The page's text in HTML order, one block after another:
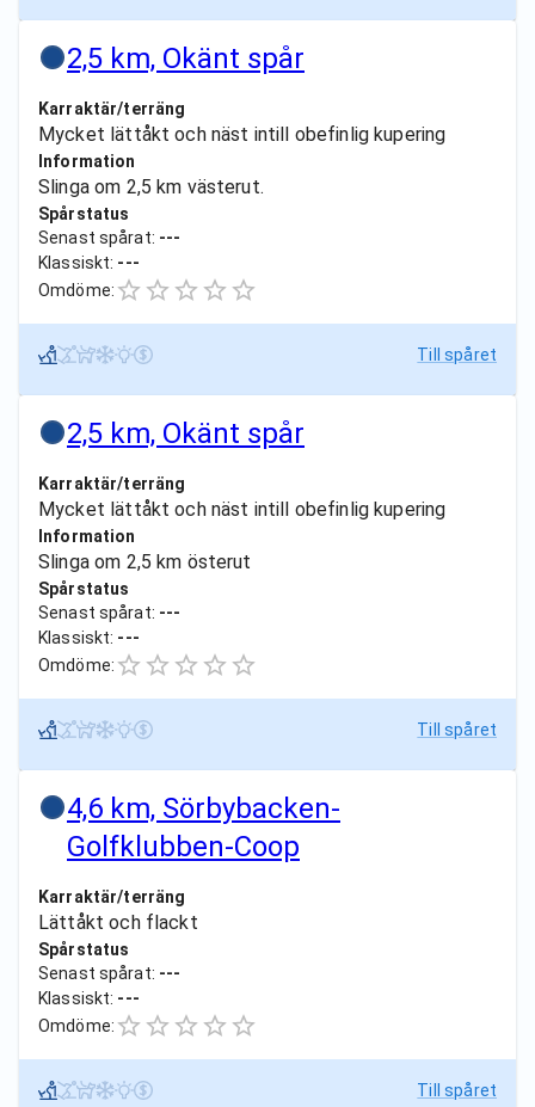
2,5 km, Okänt spår
Karraktär/terräng
Mycket lättåkt och näst intill obefinlig kupering
Information
Slinga om 2,5 km västerut.
Spårstatus
Senast spårat: ---
Klassiskt: ---
Omdöme:
Till spåret
2,5 km, Okänt spår
Karraktär/terräng
Mycket lättåkt och näst intill obefinlig kupering
Information
Slinga om 2,5 km österut
Spårstatus
Senast spårat: ---
Klassiskt: ---
Omdöme:
Till spåret
4,6 km, Sörbybacken-
Golfklubben-Coop
Karraktär/terräng
Lättåkt och flackt
Spårstatus
Senast spårat: ---
Klassiskt: ---
Omdöme:
Till spåret